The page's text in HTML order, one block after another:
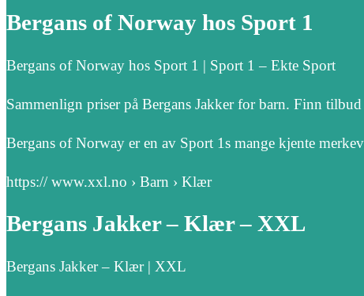
Bergans of Norway hos Sport 1
Bergans of Norway hos Sport 1 | Sport 1 – Ekte Sport
Sammenlign priser på Bergans Jakker for barn. Finn
Bergans of Norway er en av Sport 1s mange kjente
https:// www.xxl.no › Barn › Klær
Bergans Jakker – Klær – XXL
Bergans Jakker – Klær | XXL